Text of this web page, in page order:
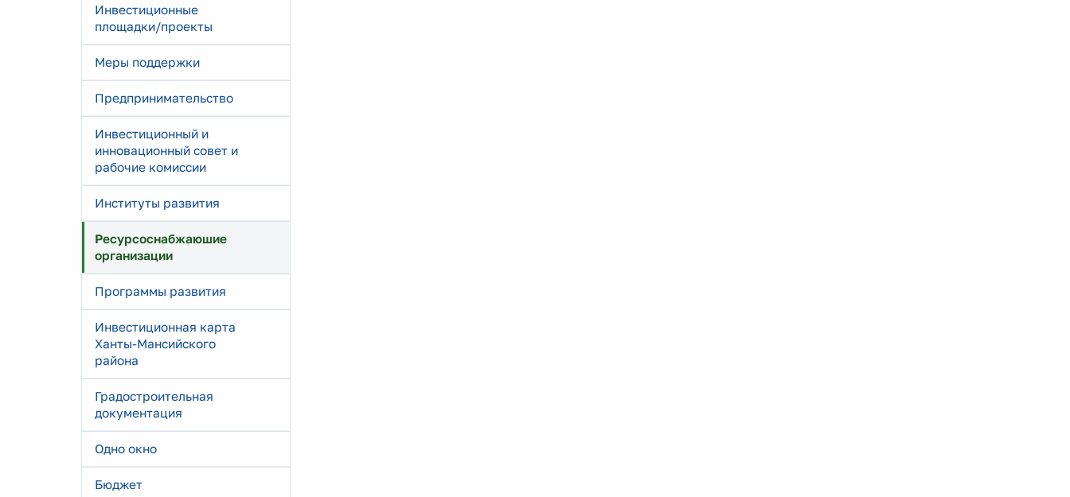
Инвестиционные
площадки/проекты
Меры поддержки
Предпринимательство
Инвестиционный и
инновационный совет и
рабочие комиссии
Институты развития
Ресурсоснабжаюшие
организации
Программы развития
Инвестиционная карта
Ханты-Мансийского
района
Градостроительная
документация
Одно окно
Бюджет